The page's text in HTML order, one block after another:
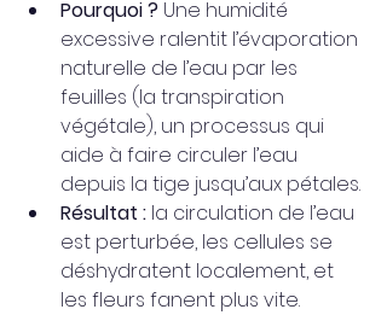
Pourquoi ? Une humidité
excessive ralentit l’évaporation
naturelle de l’eau par les
feuilles (la transpiration
végétale), un processus qui
aide à faire circuler l’eau
depuis la tige jusqu’aux pétales.
Résultat : la circulation de l’eau
est perturbée, les cellules se
déshydratent localement, et
les fleurs fanent plus vite.